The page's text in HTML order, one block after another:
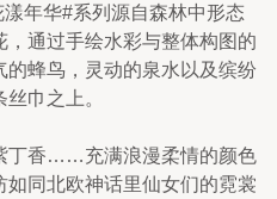
年华#系列源自森林中形态
通过手绘水彩与整体构图的
蜂鸟，灵动的泉水以及缤纷
巾之上。
丁香……充满浪漫柔情的颜色
同北欧神话里仙女们的霓裳